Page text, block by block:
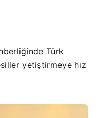
Türk
yetiştirmeye hız